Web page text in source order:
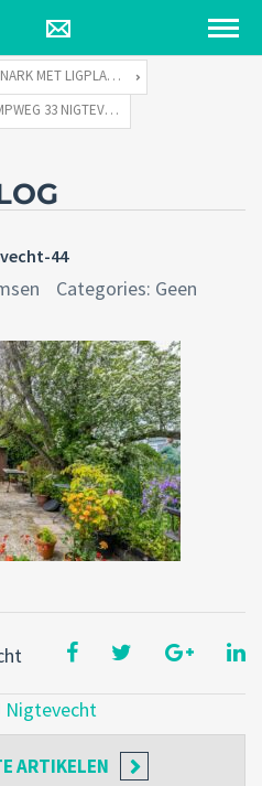
WOONARK MET LIGPLAATS
KLOMPWEG 33 NIGTEVECHT-44
44
Categories: Geen
Nigtevecht
ARTIKELEN